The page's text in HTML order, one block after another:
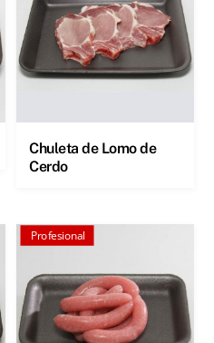
Chuleta de Lomo de
Cerdo
Profesional